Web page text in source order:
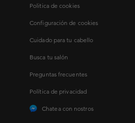
Politica de cookies
Configuración de cookies
Cuidado para tu cabello
Busca tu salón
Preguntas frecuentes
Política de privacidad
Chatea con nostros